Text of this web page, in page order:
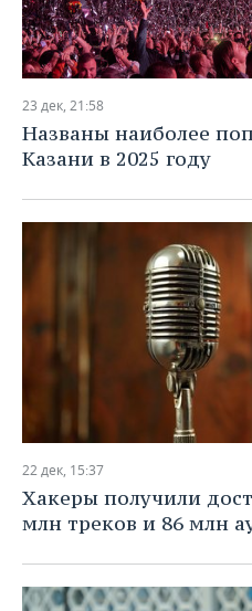
23 дек, 21:58
Названы наиболее
Казани в 2025 году
22 дек, 15:37
Хакеры получили
млн треков и 86 млн